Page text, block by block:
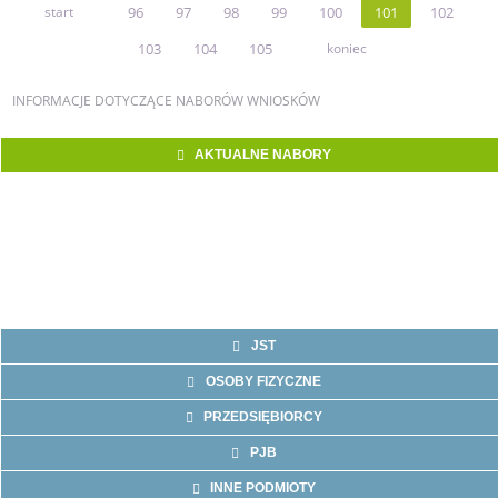
start 96 97 98 99 100 101
102
103
104 105 koniec
INFORMACJE DOTYCZĄCE NABORÓW WNIOSKÓW
AKTUALNE NABORY
JST
OSOBY FIZYCZNE
PRZEDSIĘBIORCY
PJB
INNE PODMIOTY